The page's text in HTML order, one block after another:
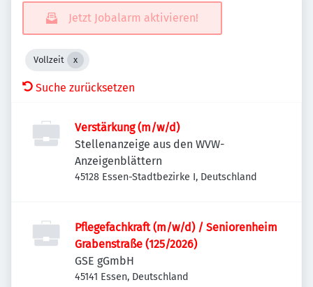
Jetzt Jobalarm aktivieren!
Vollzeit
Suche zurücksetzen
Verstärkung (m/w/d)
Stellenanzeige aus den WVW-
Anzeigenblättern
45128 Essen-Stadtbezirke I, Deutschland
Pflegefachkraft (m/w/d) / Seniorenheim
Grabenstraße (125/2026)
GSE gGmbH
45141 Essen, Deutschland